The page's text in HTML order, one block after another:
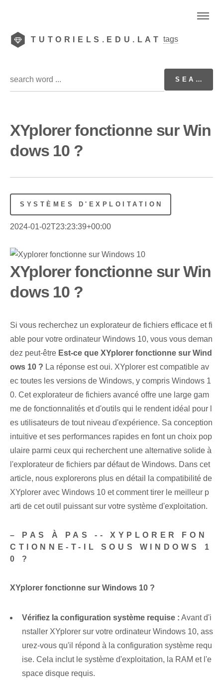
TUTORIELS.EDU.LAT tags
XYplorer fonctionne sur Win
dows 10 ?
SYSTÈMES D'EXPLOITATION
2024-01-02T23:23:39+00:00
XYplorer fonctionne sur Win
dows 10 ?
Si vous recherchez un explorateur de fichiers efficace et fi
able pour votre ordinateur Windows 10, vous vous deman
dez peut-être Est-ce que XYplorer fonctionne sur Wind
ows 10 ? La réponse est oui. XYplorer est compatible av
ec toutes les versions de Windows, y compris Windows 1
0. Cet explorateur de fichiers avancé offre une large gam
me de fonctionnalités et d'outils qui le rendent idéal pour l
es utilisateurs de tout niveau d'expérience. Sa conception
intuitive et ses performances rapides en font un choix pop
ulaire parmi ceux qui recherchent une alternative solide à
l'explorateur de fichiers par défaut de Windows. Dans cet
article, nous explorerons plus en détail la compatibilité de
XYplorer avec Windows 10 et comment tirer le meilleur p
arti de cet outil puissant sur votre système d'exploitation.
– PAS À PAS -- XYPLORER FON
CTIONNE-T-IL SOUS WINDOWS 1
0 ?
XYplorer fonctionne sur Windows 10 ?
Vérifiez la configuration système requise : Avant d'i
nstaller XYplorer sur votre ordinateur Windows 10, ass
urez-vous qu'il répond à la configuration système requ
ise. Cela inclut le système d'exploitation, la RAM et l'e
space disque requis.